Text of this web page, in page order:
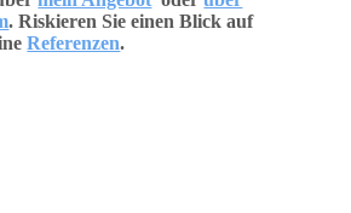
. Riskieren Sie einen Blick auf
Referenzen.